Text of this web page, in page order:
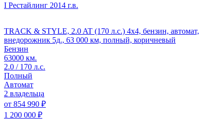
I Рестайлинг 2014 г.в.
TRACK & STYLE, 2.0 AT (170 л.с.) 4x4, бензин, автомат,
внедорожник 5д., 63 000 км, полный, коричневый
Бензин
63000 км.
2.0 / 170 л.с.
Полный
Автомат
2 владельца
от 854 990 ₽
1 200 000 ₽